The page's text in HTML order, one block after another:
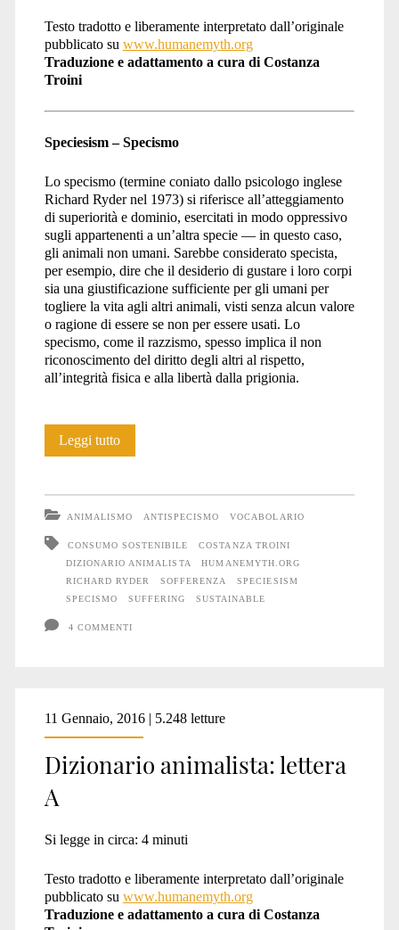
Testo tradotto e liberamente interpretato dall’originale
pubblicato su www.humanemyth.org
Traduzione e adattamento a cura di Costanza
Troini
Speciesism – Specismo
Lo specismo (termine coniato dallo psicologo inglese
Richard Ryder nel 1973) si riferisce all’atteggiamento
di superiorità e dominio, esercitati in modo oppressivo
sugli appartenenti a un’altra specie — in questo caso,
gli animali non umani. Sarebbe considerato specista,
per esempio, dire che il desiderio di gustare i loro corpi
sia una giustificazione sufficiente per gli umani per
togliere la vita agli altri animali, visti senza alcun valore
o ragione di essere se non per essere usati. Lo
specismo, come il razzismo, spesso implica il non
riconoscimento del diritto degli altri al rispetto,
all’integrità fisica e alla libertà dalla prigionia.
Leggi tuttoDizionario
ANIMALISMO ANTISPECISMO VOCABOLARIO
CONSUMO SOSTENIBILE
COSTANZA TROINI
DIZIONARIO ANIMALISTA
HUMANEMYTH.ORG
RICHARD RYDER
SOFFERENZA
SPECIESISM
SPECISMO
SUFFERING SUSTAINABLE
4 COMMENTI
11 Gennaio, 2016 | 5.248 letture
Dizionario animalista: lettera
A
Si legge in circa: 4 minuti
Testo tradotto e liberamente interpretato dall’originale
pubblicato su www.humanemyth.org
Traduzione e adattamento a cura di Costanza